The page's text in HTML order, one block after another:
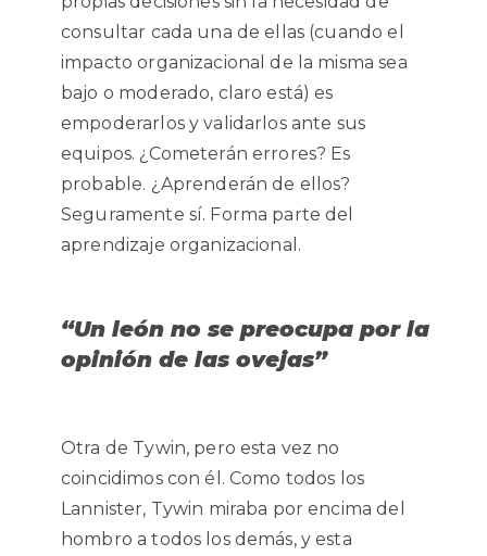
consultar cada una de ellas (cuando el
impacto organizacional de la misma sea
bajo o moderado, claro está) es
empoderarlos y validarlos ante sus
equipos. ¿Cometerán errores? Es
probable. ¿Aprenderán de ellos?
Seguramente sí. Forma parte del
aprendizaje organizacional.
“Un león no se preocupa por la
opinión de las ovejas”
Otra de Tywin, pero esta vez no
coincidimos con él. Como todos los
Lannister, Tywin miraba por encima del
hombro a todos los demás, y esta